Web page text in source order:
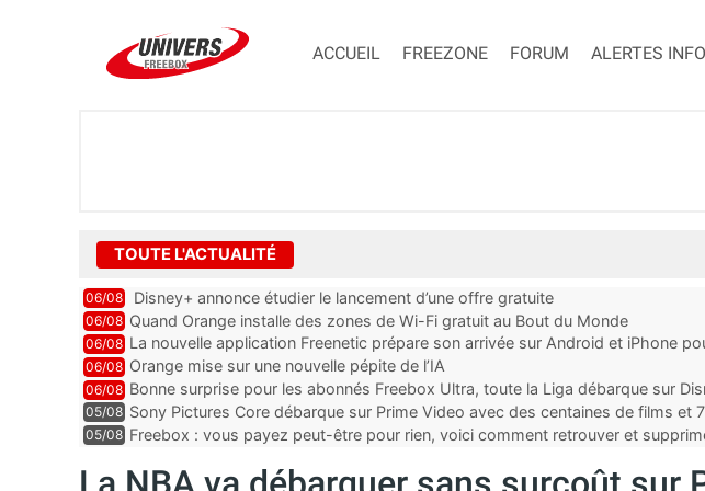
ACCUEIL FREEZONE FORUM ALERTES
TOUTE L'ACTUALITÉ
06/08 Disney+ annonce étudier le lancement d’une offre gratuite
06/08 Quand Orange installe des zones de Wi-Fi gratuit au Bout du Monde
06/08 La nouvelle application Freenetic prépare son arrivée sur Android et iPhone
abonnés Freebox, testez la
06/08 Orange mise sur une nouvelle pépite de l’IA
06/08 Bonne surprise pour les abonnés Freebox Ultra, toute la Liga débarque sur
inclus
05/08 Sony Pictures Core débarque sur Prime Video avec des centaines de films et
05/08 Freebox : vous payez peut-être pour rien, voici comment retrouver et